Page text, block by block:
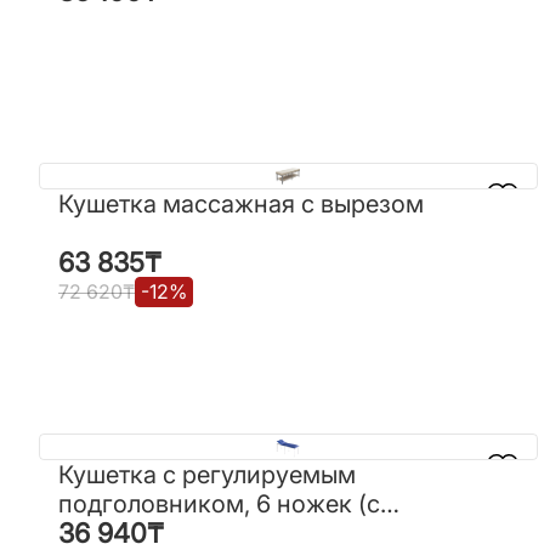
Кушетка массажная с вырезом
63 835₸
72 620₸ -12%
Кушетка массажная с вырезом
63 835₸
72 620₸ -12%
Кушетка с регулируемым
подголовником, 6 ножек (с
вырезом)
36 940₸
Кушетка с регулируемым
подголовником, 6 ножек (с
вырезом)
36 940₸